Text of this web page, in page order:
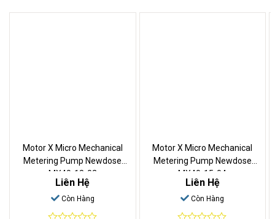
Motor X Micro Mechanical
Metering Pump Newdose
MX40-18-02
Liên Hệ
Còn Hàng
Motor X Micro Mechanical
Metering Pump Newdose
MX40-15-04
Liên Hệ
Còn Hàng